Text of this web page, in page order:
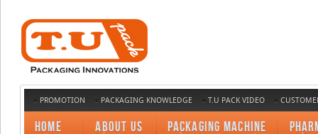
PROMOTION PACKAGING KNOWLEDGE T.U PACK VIDEO
HOME ABOUT US PACKAGING MACHINE